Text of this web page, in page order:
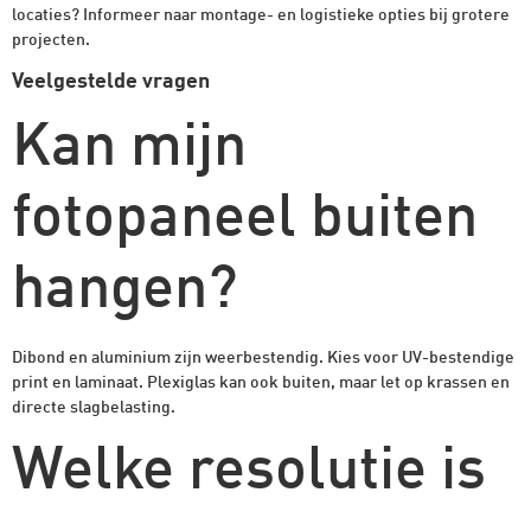
locaties? Informeer naar montage- en logistieke opties bij grotere
projecten.
Veelgestelde vragen
Kan mijn
fotopaneel buiten
hangen?
Dibond en aluminium zijn weerbestendig. Kies voor UV-bestendige
print en laminaat. Plexiglas kan ook buiten, maar let op krassen en
directe slagbelasting.
Welke resolutie is